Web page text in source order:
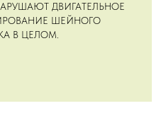
ДВИГАТЕЛЬНОЕ
ШЕЙНОГО
В ЦЕЛОМ.